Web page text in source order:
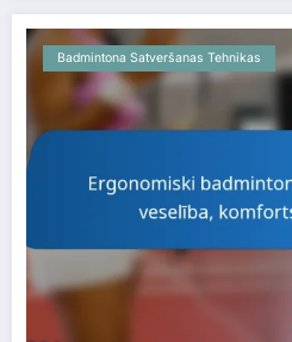
Badmintona Satveršanas Tehnikas